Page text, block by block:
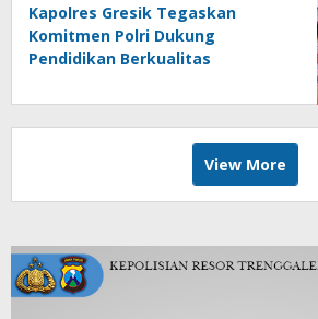
Kapolres Gresik Tegaskan
Komitmen Polri Dukung
Pendidikan Berkualitas
View More